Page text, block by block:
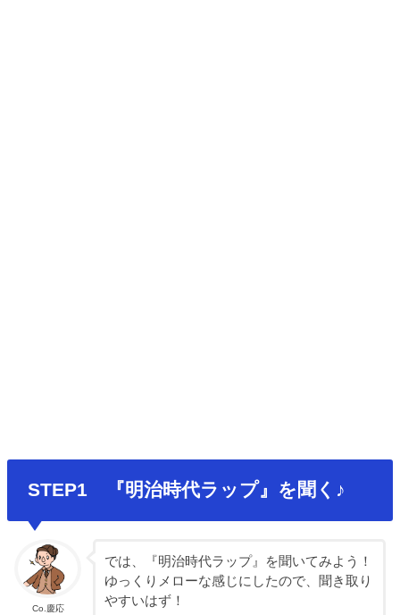
STEP1 『明治時代ラップ』を聞く♪
Co.慶応
では、『明治時代ラップ』を聞いてみよう！
ゆっくりメローな感じにしたので、聞き取り
やすいはず！